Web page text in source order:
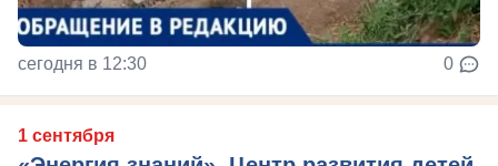
сегодня в 12:30 0
1 сентября